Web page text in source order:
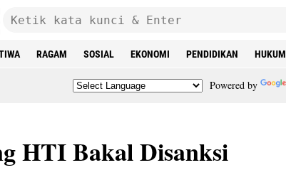
RAGAM SOSIAL EKONOMI PENDIDIKAN HUKUM
Powered by
HTI Bakal Disanksi